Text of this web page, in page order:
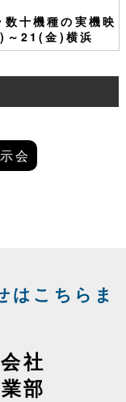
十機種の実機映
～21(金)横浜
会
はこちらま
社
部